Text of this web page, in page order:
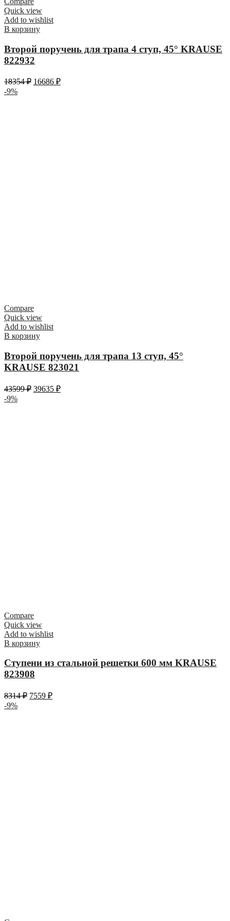
Quick view
Add to wishlist
В корзину
Второй поручень для трапа 4 ступ, 45° KRAUSE
822932
18354₽ 16686 ₽
-9%
Compare
Quick view
Add to wishlist
В корзину
Второй поручень для трапа 13 ступ, 45°
KRAUSE 823021
43599₽ 39635 ₽
-9%
Compare
Quick view
Add to wishlist
В корзину
Ступени из стальной решетки 600 мм KRAUSE
823908
8314₽ 7559 ₽
-9%